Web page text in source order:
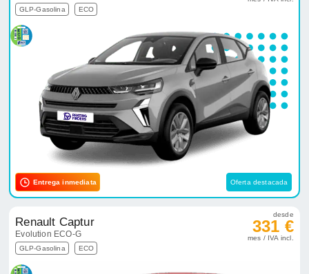
GLP-Gasolina ECO
Entrega inmediata Oferta destacada
Renault Captur
Evolution ECO-G
GLP-Gasolina ECO
desde
331 €
mes / IVA incl.